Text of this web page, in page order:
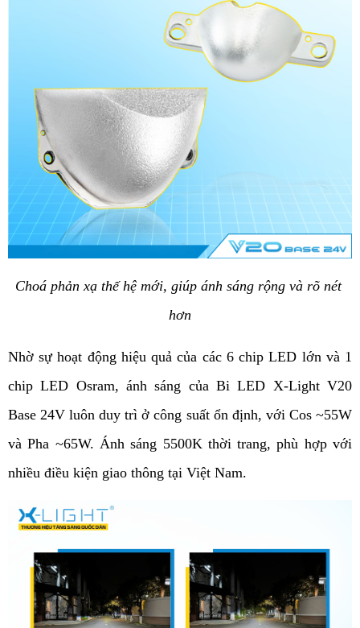
Choá phản xạ thế hệ mới, giúp ánh sáng rộng và rõ nét
hơn
Nhờ sự hoạt động hiệu quả của các 6 chip LED lớn và 1
chip LED Osram, ánh sáng của Bi LED X-Light V20
Base 24V luôn duy trì ở công suất ổn định, với Cos ~55W
và Pha ~65W. Ánh sáng 5500K thời trang, phù hợp với
nhiều điều kiện giao thông tại Việt Nam.